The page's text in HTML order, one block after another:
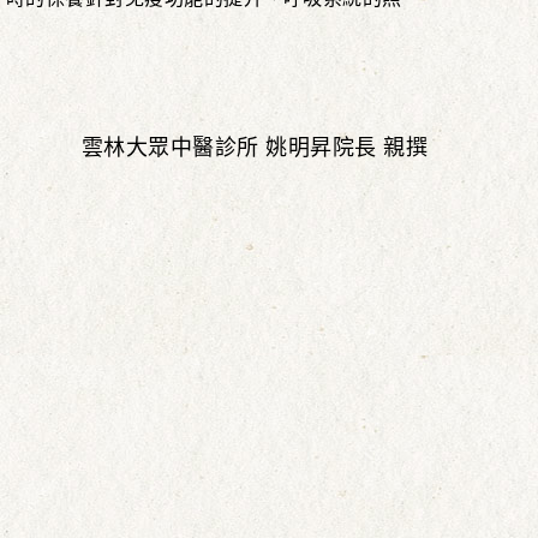
雲林大眾中醫診所 姚明昇院長 親撰